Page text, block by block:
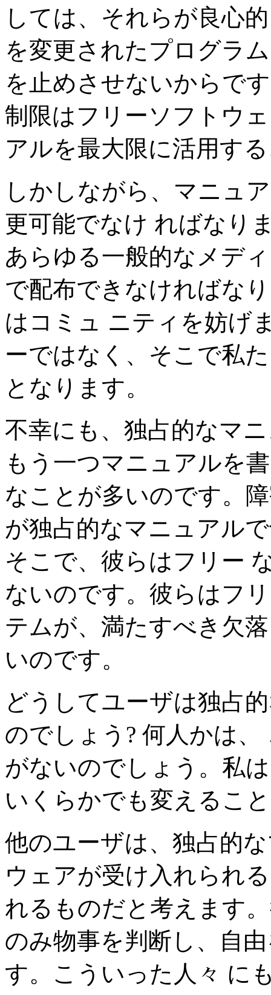
しては、それらが良心
を変更されたプログラ
を止めさせないからで
制限はフリーソフトウ
アルを最大限に活用す
しかしながら、マニュ
更可能でなけ ればなり
あらゆる一般的なメデ
で配布できなければな
はコミュ ニティを妨げ
ーではなく、そこで私
となります。
不幸にも、独占的なマ
もう一つマニュアルを
なことが多いのです。
が独占的なマニュアル
そこで、彼らはフリー
ないのです。彼らはフ
テムが、満たすべき欠
いのです。
どうしてユーザは独占
のでしょう? 何人かは
がないのでしょう。私
いくらかでも変えるこ
他のユーザは、独占的
ウェアが受け入れられ
れるものだと考えます
のみ物事を判断し、自
す。こういった人々 に